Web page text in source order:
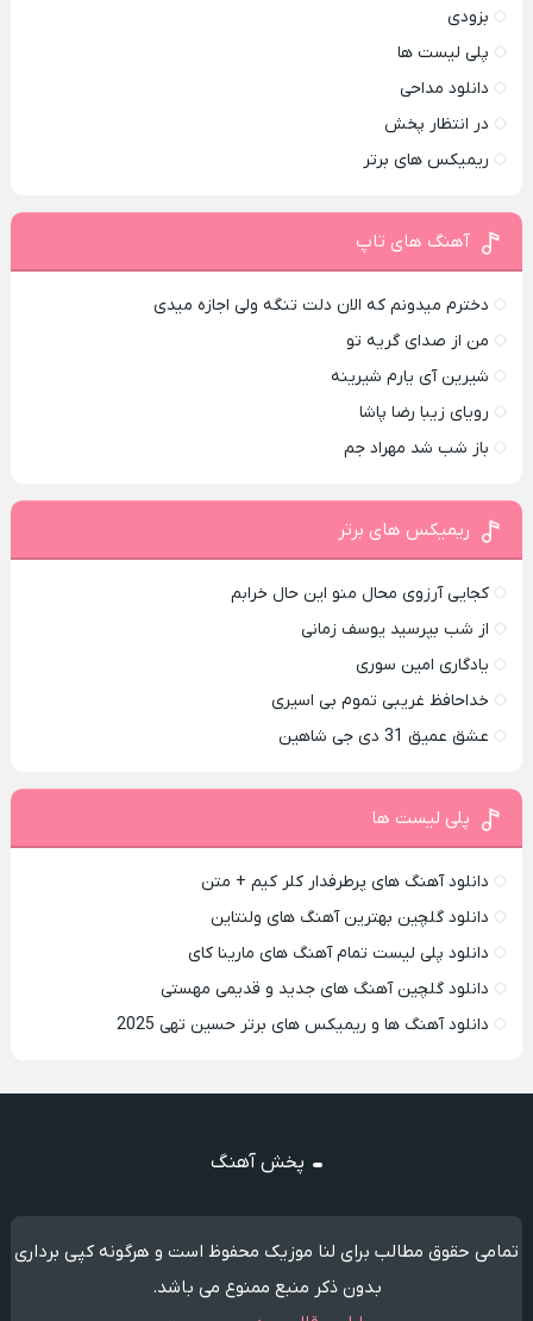
بزودی
پلی لیست ها
دانلود مداحی
در انتظار پخش
ریمیکس های برتر
آهنگ های تاپ
دخترم میدونم که الان دلت تنگه ولی اجازه میدی
من از صدای گريه تو
شیرین آی یارم شیرینه
رویای زیبا رضا پاشا
باز شب شد مهراد جم
ریمیکس های برتر
کجایی آرزوی محال منو این حال خرابم
از شب بپرسید یوسف زمانی
یادگاری امین سوری
خداحافظ غریبی تموم بی اسیری
عشق عمیق 31 دی جی شاهین
پلی لیست ها
دانلود آهنگ های پرطرفدار کلر کیم + متن
دانلود گلچین بهترین آهنگ های ولنتاین
دانلود پلی لیست تمام آهنگ های مارینا کای
دانلود گلچین آهنگ های جدید و قدیمی مهستی
دانلود آهنگ ها و ریمیکس های برتر حسین تهی 2025
پخش آهنگ
تمامی حقوق مطالب برای لنا موزیک محفوظ است و هرگونه کپی برداری
بدون ذکر منبع ممنوع می باشد.